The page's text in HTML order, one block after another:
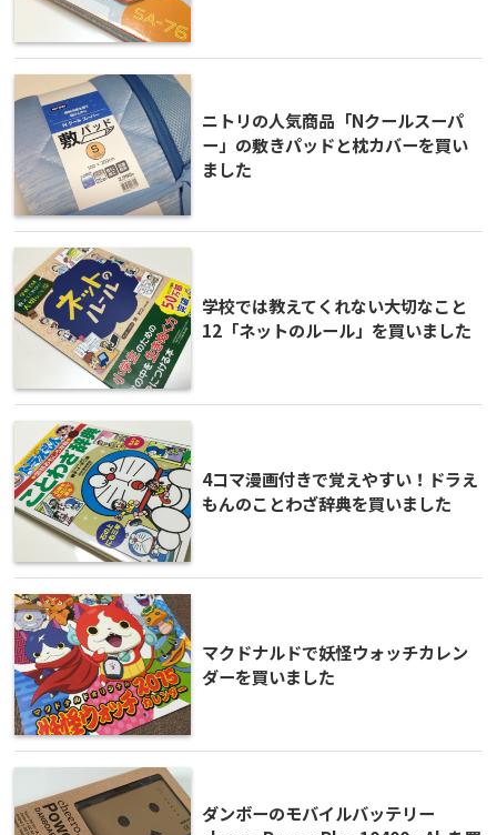
ニトリの人気商品「Nクールスーパ
ー」の敷きパッドと枕カバーを買い
ました
学校では教えてくれない大切なこと
12「ネットのルール」を買いました
4コマ漫画付きで覚えやすい！ドラえ
もんのことわざ辞典を買いました
マクドナルドで妖怪ウォッチカレン
ダーを買いました
ダンボーのモバイルバッテリー